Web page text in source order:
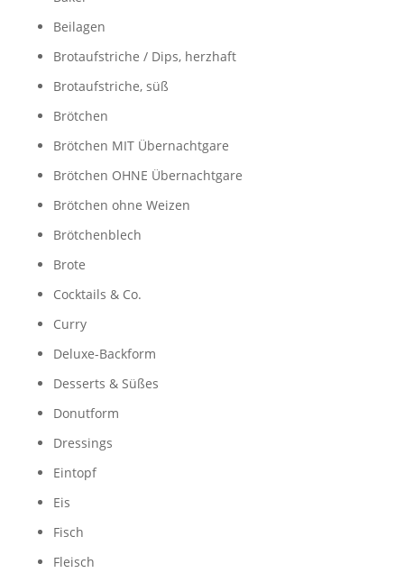
Beilagen
Brotaufstriche / Dips, herzhaft
Brotaufstriche, süß
Brötchen
Brötchen MIT Übernachtgare
Brötchen OHNE Übernachtgare
Brötchen ohne Weizen
Brötchenblech
Brote
Cocktails & Co.
Curry
Deluxe-Backform
Desserts & Süßes
Donutform
Dressings
Eintopf
Eis
Fisch
Fleisch